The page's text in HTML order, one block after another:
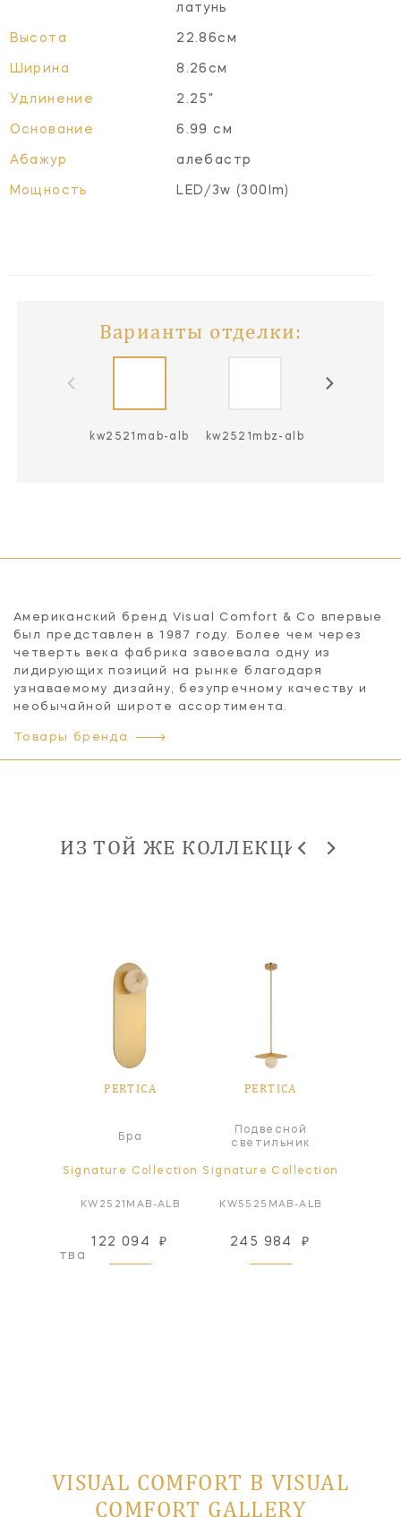
латунь
Высота 22.86см
Ширина 8.26см
Удлинение 2.25"
Основание 6.99 см
Абажур алебастр
Мощность LED/3w (300lm)
Варианты отделки:
kw2521mab-alb kw2521mbz-alb
Американский бренд Visual Comfort & Co впервые
был представлен в 1987 году. Более чем через
четверть века фабрика завоевала одну из
лидирующих позиций на рынке благодаря
узнаваемому дизайну, безупречному качеству и
необычайной широте ассортимента.
Товары бренда
ИЗ ТОЙ ЖЕ КОЛЛЕКЦИИ
PERTICA
Бра
Signature Collection
KW2521MAB-ALB
122 094 ₽
PERTICA
Подвесной
светильник
Signature Collection
KW5525MAB-ALB
245 984 ₽
VISUAL COMFORT В VISUAL
COMFORT GALLERY